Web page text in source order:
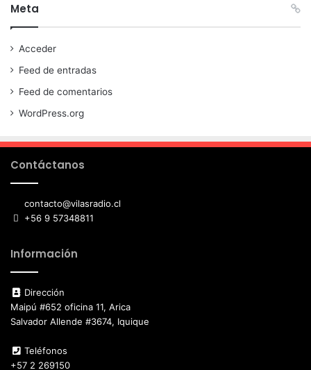
Meta
Acceder
Feed de entradas
Feed de comentarios
WordPress.org
Contáctanos
contacto@vilasradio.cl
+56 9 57348811
Información
Dirección
Maipú #652 oficina 11, Arica
Salvador Allende #3674, Iquique
Teléfonos
+57 2 269150